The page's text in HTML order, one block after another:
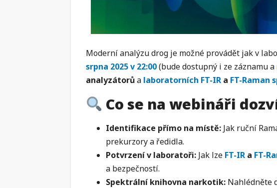
Moderní analýzu drog je možné provádět jak v
srpna 2025 v 22:00(bude dostupný i ze záznamu a
analyzátorůa laboratorních FT-IR a FT-Raman
Co se na webináři
Identifikace přímo na místě: Jak ruční
prekurzory a ředidla.
Potvrzení v laboratoři: Jak lze FT-IR a FT-
a bezpečností.
Spektrální knihovna narkotik: Nahlédněte